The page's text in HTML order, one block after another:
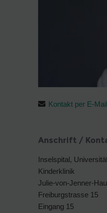
Kontakt per E-Mail
Anschrift /
Inselspital,
Kinderklinik
Julie-von-Jenner-
Freiburgstrasse 15
Eingang 15